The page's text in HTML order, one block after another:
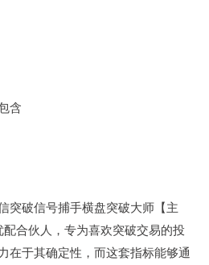
含
突破信号捕手横盘突破大师【主
合伙人，专为喜欢突破交易的投
在于其确定性，而这套指标能够通